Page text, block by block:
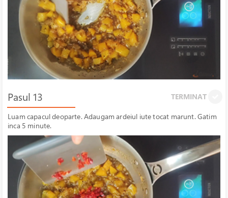
Pasul 13 TERMINAT
Luam capacul deoparte. Adaugam ardeiul iute tocat marunt. Gatim
inca 5 minute.